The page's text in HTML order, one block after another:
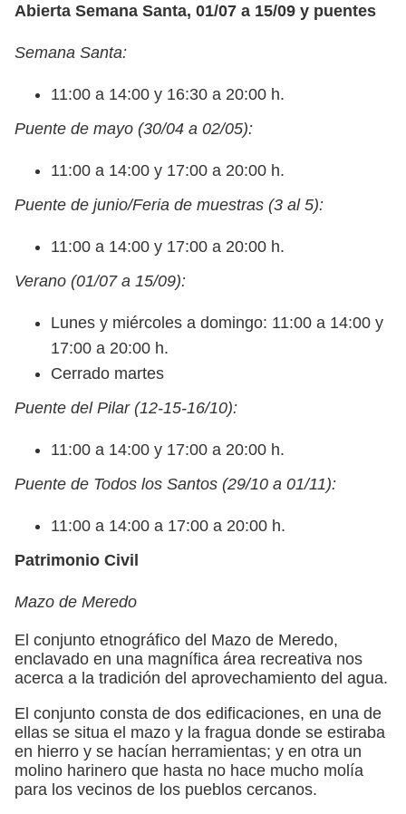
Abierta Semana Santa, 01/07 a 15/09 y puentes
Semana Santa:
11:00 a 14:00 y 16:30 a 20:00 h.
Puente de mayo (30/04 a 02/05):
11:00 a 14:00 y 17:00 a 20:00 h.
Puente de junio/Feria de muestras (3 al 5):
11:00 a 14:00 y 17:00 a 20:00 h.
Verano (01/07 a 15/09):
Lunes y miércoles a domingo: 11:00 a 14:00 y
17:00 a 20:00 h.
Cerrado martes
Puente del Pilar (12-15-16/10):
11:00 a 14:00 y 17:00 a 20:00 h.
Puente de Todos los Santos (29/10 a 01/11):
11:00 a 14:00 a 17:00 a 20:00 h.
Patrimonio Civil
Mazo de Meredo
El conjunto etnográfico del Mazo de Meredo,
enclavado en una magnífica área recreativa nos
acerca a la tradición del aprovechamiento del agua.
El conjunto consta de dos edificaciones, en una de
ellas se situa el mazo y la fragua donde se estiraba
en hierro y se hacían herramientas; y en otra un
molino harinero que hasta no hace mucho molía
para los vecinos de los pueblos cercanos.